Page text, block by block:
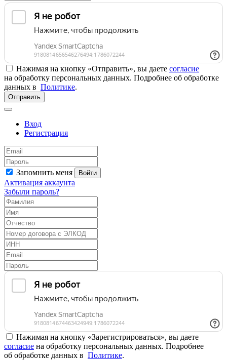
Нажимая на кнопку «Отправить», вы даете согласие
на обработку персональных данных. Подробнее об обработке
данных в Политике.
Отправить
Вход
Регистрация
Запомнить меня Войти
Активация аккаунта
Забыли пароль?
Нажимая на кнопку «Зарегистрироваться», вы даете
согласие на обработку персональных данных. Подробнее
об обработке данных в Политике.